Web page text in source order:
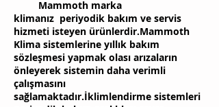
Mammoth marka
klimanız periyodik bakım ve servis
hizmeti isteyen ürünlerdir.Mammoth
Klima sistemlerine yıllık bakım
sözleşmesi yapmak olası arızaların
önleyerek sistemin daha verimli
çalışmasını
sağlamaktadır.İklimlendirme sistemleri